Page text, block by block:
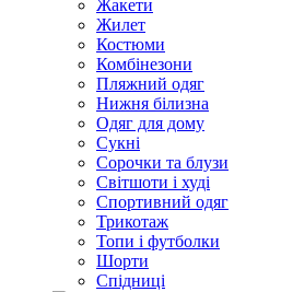
Жакети
Жилет
Костюми
Комбінезони
Пляжний одяг
Нижня білизна
Одяг для дому
Сукні
Сорочки та блузи
Світшоти і худі
Спортивний одяг
Трикотаж
Топи і футболки
Шорти
Спідниці